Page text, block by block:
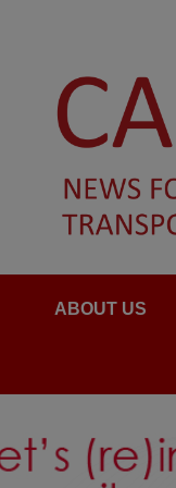
ABOUT US